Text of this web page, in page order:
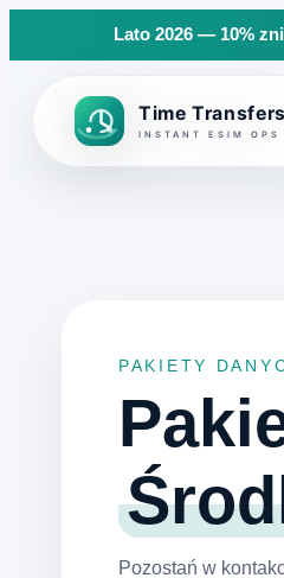
Lato 2026 — 10%
Back to top
PAKIETY
Pozostań w